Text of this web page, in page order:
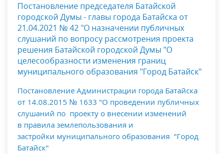
Постановление председателя Батайской
городской Думы - главы города Батайска от
21.04.2021 № 42 "О назначении публичных
слушаний по вопросу рассмотрения проекта
решения Батайской городской Думы "О
целесообразности изменения границ
муниципального образования "Город Батайск"
Постановление Администрации города Батайска
от 14.08.2015 № 1633 "О проведении публичных
слушаний по проекту о внесении изменений
в правила землепользования и
застройки муниципального образования "Город
Батайск"